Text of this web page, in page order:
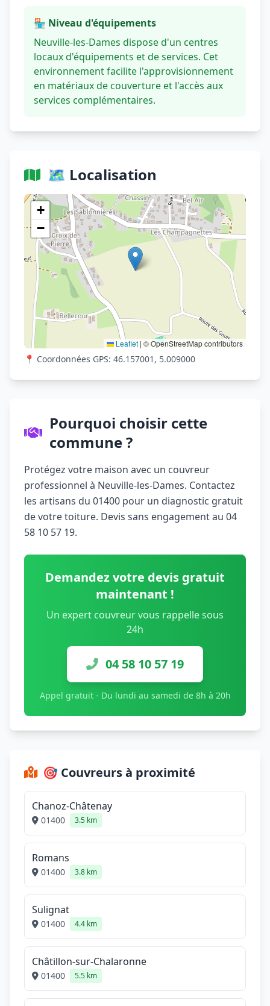
🏪 Niveau d'équipements
Neuville-les-Dames dispose d'un centres
locaux d'équipements et de services. Cet
environnement facilite l'approvisionnement
en matériaux de couverture et l'accès aux
services complémentaires.
🗺️ Localisation
+
−
Leaflet | © OpenStreetMap contributors
Voir sur OpenStreetMap
📍 Coordonnées GPS: 46.157001, 5.009000
Pourquoi choisir cette
commune ?
Protégez votre maison avec un couvreur
professionnel à Neuville-les-Dames. Contactez
les artisans du 01400 pour un diagnostic gratuit
de votre toiture. Devis sans engagement au 04
58 10 57 19.
Demandez votre devis gratuit
maintenant !
Un expert couvreur vous rappelle sous
24h
04 58 10 57 19
Appel gratuit - Du lundi au samedi de 8h à 20h
🎯 Couvreurs à proximité
Chanoz-Châtenay
01400 3.5 km
Romans
01400 3.8 km
Sulignat
01400 4.4 km
Châtillon-sur-Chalaronne
01400 5.5 km